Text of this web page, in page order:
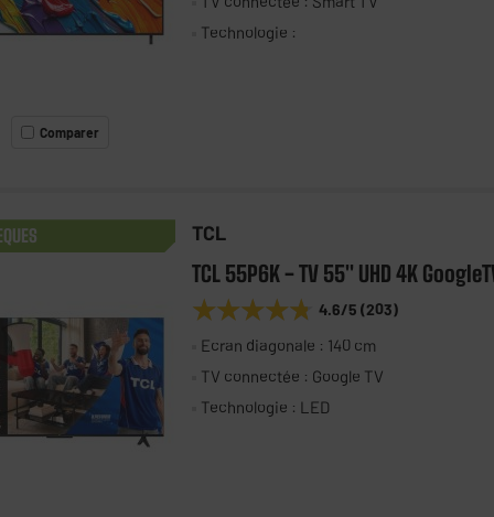
Comparer
Technologie :
TCL
TCL 55P6K - TV 55" UHD 4K
★★★★★
★★★★★ 4.6/5 (203)
Ecran diagonale : 140 cm
TV connectée : Google TV
Technologie : LED